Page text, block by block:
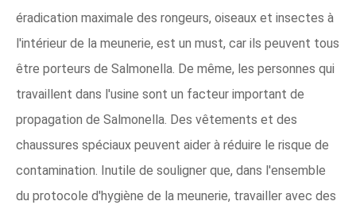
éradication maximale des rongeurs, oiseaux et insectes à
l'intérieur de la meunerie, est un must, car ils peuvent tous
être porteurs de Salmonella. De même, les personnes qui
travaillent dans l'usine sont un facteur important de
propagation de Salmonella. Des vêtements et des
chaussures spéciaux peuvent aider à réduire le risque de
contamination. Inutile de souligner que, dans l'ensemble
du protocole d'hygiène de la meunerie, travailler avec des